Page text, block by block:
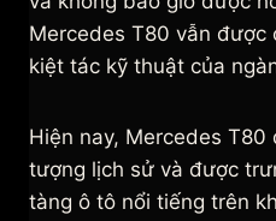
Mercedes T80 vẫn được
kiệt tác kỹ thuật của
Hiện nay, Mercedes
tượng lịch sử và được
tàng ô tô nổi tiếng trên